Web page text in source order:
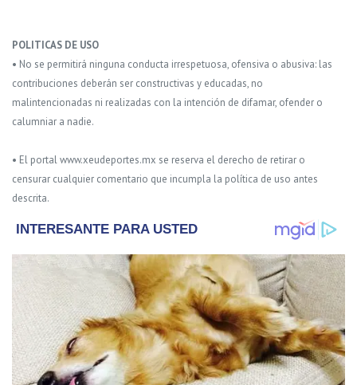
POLITICAS DE USO
• No se permitirá ninguna conducta irrespetuosa, ofensiva o abusiva: las
contribuciones deberán ser constructivas y educadas, no
malintencionadas ni realizadas con la intención de difamar, ofender o
calumniar a nadie.
• El portal www.xeudeportes.mx se reserva el derecho de retirar o
censurar cualquier comentario que incumpla la política de uso antes
descrita.